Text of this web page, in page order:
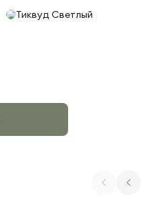
Тиквуд Светлый